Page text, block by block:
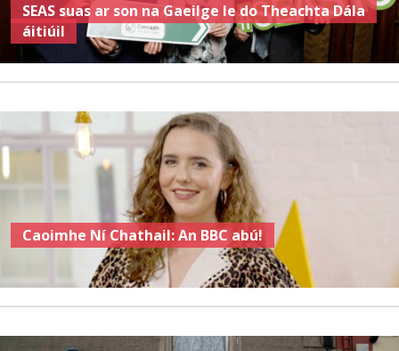
SEAS suas ar son na Gaeilge le do Theachta Dála
áitiúil
Caoimhe Ní Chathail: An BBC abú!